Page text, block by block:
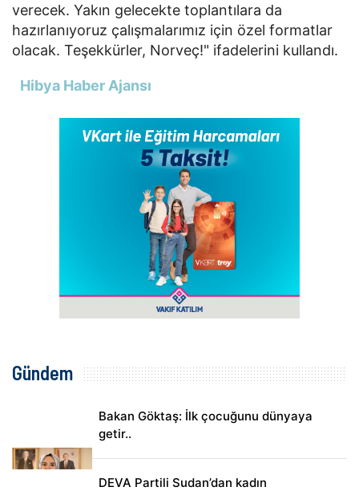
verecek. Yakın gelecekte toplantılara da
hazırlanıyoruz çalışmalarımız için özel formatlar
olacak. Teşekkürler, Norveç!" ifadelerini kullandı.
Hibya Haber Ajansı
Gündem
Bakan Göktaş: İlk çocuğunu dünyaya
getir..
DEVA Partili Sudan’dan kadın